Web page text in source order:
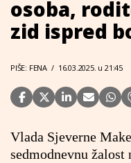
osoba,
zid ispred
PIŠE: FENA / 16.03.2025. u 21:45
Vlada Sjeverne
sedmodnevnu žalost